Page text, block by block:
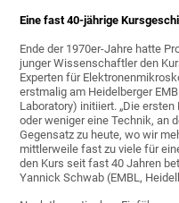
Eine fast 40-jährige
Ende der 1970er-Jahre hatte
junger Wissenschaftler den
Experten für
erstmalig am Heidelberger
Laboratory) initiiert. „Die
oder weniger eine Technik, an
Gegensatz zu heute, wo wir
mittlerweile fast zu viele für
den Kurs seit fast 40 Jahren
Yannick Schwab (EMBL,